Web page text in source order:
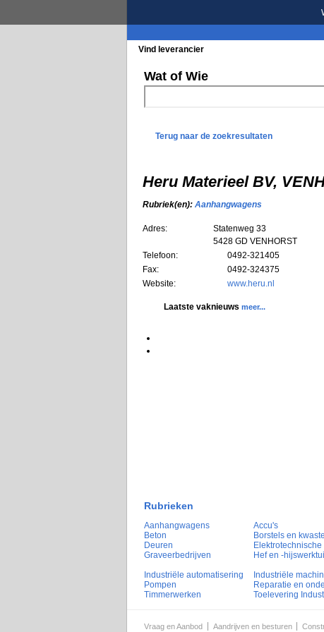
Vind leverancier
Wat of Wie
Terug naar de zoekresultaten
Heru Materieel BV,
Rubriek(en): Aanhangwagens
Adres:
Statenweg 33
5428 GD VENHORST
Telefoon:
0492-321405
Fax:
0492-324375
Website:
www.heru.nl
Laatste vaknieuws meer...
Rubrieken
Aanhangwagens Accu's
Beton
Borstels en
Deuren
Graveerbedrijven
Hef en -
Industriële automatisering
Industriële
Pompen
Reparatie en
Timmerwerken
Toelevering
Vraag en Aanbod Aandrijven en besturen